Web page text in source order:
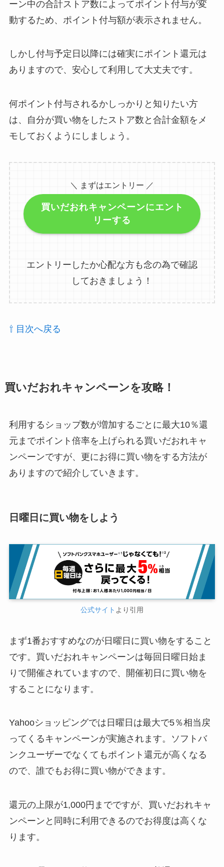
ーン中の合計ストア数によってポイント付与が変
動するため、ポイント付与額が表示されません。
しかし付与予定日以降には確実にポイント還元は
ありますので、安心して利用して大丈夫です。
何ポイント付与されるかしっかりと知りたい方
は、自分が買い物をしたストア数と合計金額をメ
モしておくようにしましょう。
＼ まずはエントリー ／
買いだおれキャンペーンにエント
リーする
エントリーしたか心配な方も念の為で確認
しておきましょう！
⇧ 目次へ戻る
買いだおれキャンペーンを攻略！
利用するショップ数が増加するごとに最大10％還
元までポイント倍率を上げられる買いだおれキャ
ンペーンですが、更にお得に買い物をする方法が
ありますので紹介していきます。
日曜日に買い物をしよう
公式サイト より引用
まず1番おすすめなのが日曜日に買い物をすること
です。買いだおれキャンペーンは毎回日曜日始ま
りで開催されていますので、開催初日に買い物を
することになります。
Yahooショッピングでは日曜日は最大で5％相当戻
ってくるキャンペーンが実施されます。ソフトバ
ンクユーザーでなくてもポイント還元が高くなる
ので、誰でもお得に買い物ができます。
還元の上限が1,000円までですが、買いだおれキャ
ンペーンと同時に利用できるのでお得度は高くな
ります。